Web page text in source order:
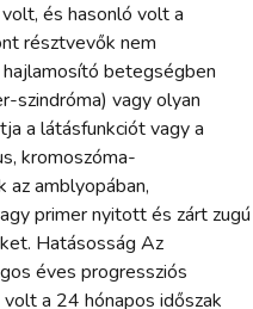
és hasonló volt a
résztvevők nem
betegségben
szindróma) vagy olyan
a látásfunkciót vagy a
kromoszóma-
az amblyopában,
primer nyitott és zárt zugú
Hatásosság Az
éves progressziós
a 24 hónapos időszak